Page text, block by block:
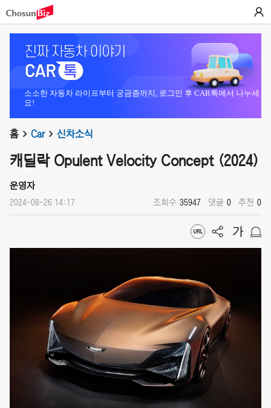
소소한 자동차 라이프부터 궁금증까지, 로그인 후 CAR톡에서 나누세
요!
홈 Car 신차소식
캐딜락 Opulent Velocity Concept (2024)
운영자
2024-08-26 14:17 조회수 35947 댓글 0 추천 0